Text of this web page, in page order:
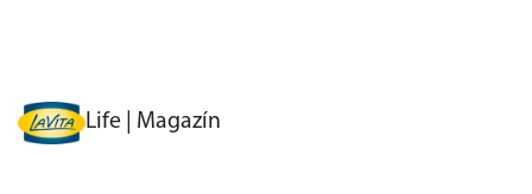
Life | Magazín